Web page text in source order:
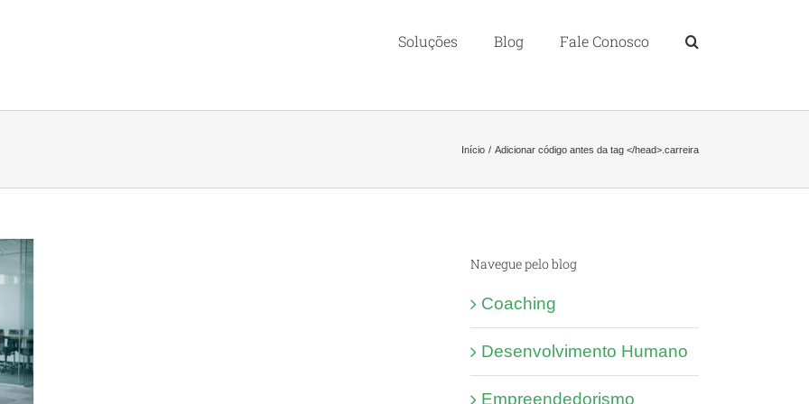
Soluções Blog Fale Conosco
Início Adicionar código antes da tag </head>. carreira
Navegue pelo blog
Coaching
Desenvolvimento Humano
Empreendedorismo